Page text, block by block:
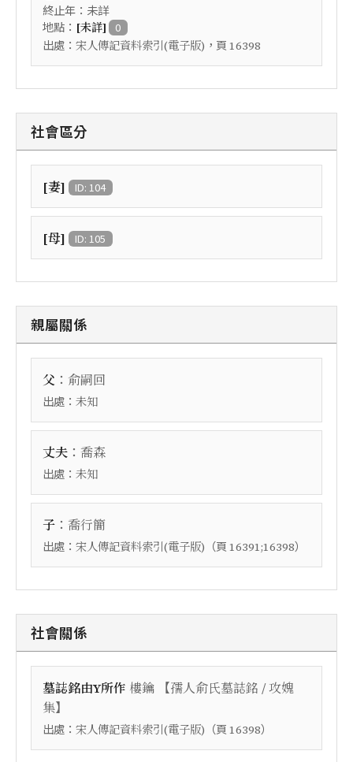
終止年：未詳
地點： [未詳] 0
出處： 宋人傳記資料索引(電子版) ，頁 16398
社會區分
[妻] ID: 104
[母] ID: 105
親屬關係
父 ： 俞嗣回
出處： 未知
丈夫 ： 喬森
出處： 未知
子 ： 喬行簡
出處： 宋人傳記資料索引(電子版) （頁 16391;16398）
社會關係
墓誌銘由Y所作 樓鑰 【孺人俞氏墓誌銘 / 攻媿
集】
出處： 宋人傳記資料索引(電子版) （頁 16398）